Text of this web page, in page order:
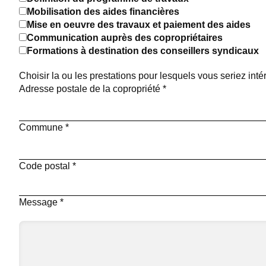
Mobilisation des aides financières
Mise en oeuvre des travaux et paiement des aides
Communication auprès des copropriétaires
Formations à destination des conseillers syndicaux
Choisir la ou les prestations pour lesquels vous seriez
Adresse postale de la copropriété *
Commune *
Code postal *
Message *